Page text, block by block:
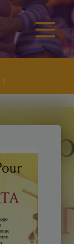
PEGAH MOSHIR POUR PRESENTA LA CASA DIMENTICATA